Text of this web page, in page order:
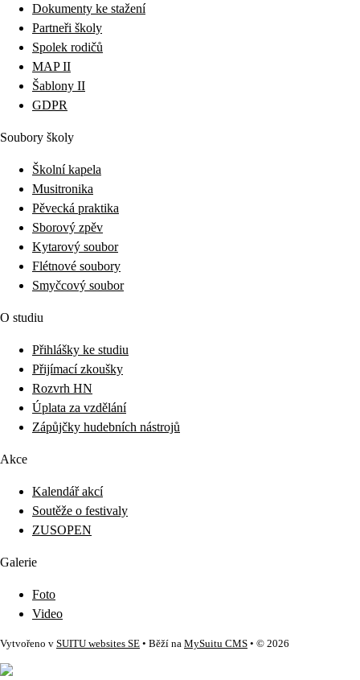
Dokumenty ke stažení
Partneři školy
Spolek rodičů
MAP II
Šablony II
GDPR
Soubory školy
Školní kapela
Musitronika
Pěvecká praktika
Sborový zpěv
Kytarový soubor
Flétnové soubory
Smyčcový soubor
O studiu
Přihlášky ke studiu
Přijímací zkoušky
Rozvrh HN
Úplata za vzdělání
Zápůjčky hudebních nástrojů
Akce
Kalendář akcí
Soutěže o festivaly
ZUSOPEN
Galerie
Foto
Video
Vytvořeno v SUITU websites SE • Běží na MySuitu CMS • © 2026